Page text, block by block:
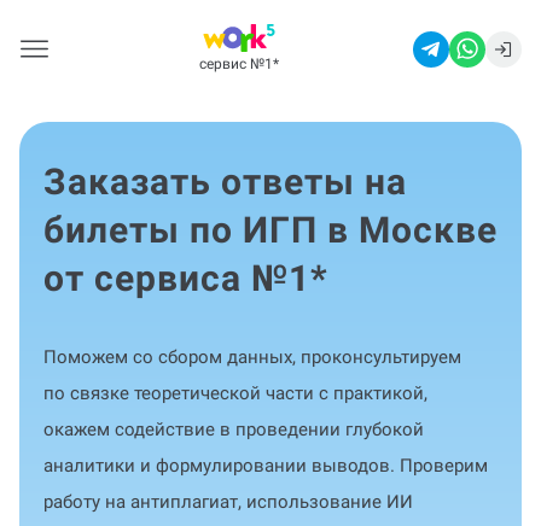
сервис №1 *
Заказать ответы на
билеты по ИГП в Москве
от сервиса №1*
Поможем со сбором данных, проконсультируем
по связке теоретической части с практикой,
окажем содействие в проведении глубокой
аналитики и формулировании выводов. Проверим
работу на антиплагиат, использование ИИ